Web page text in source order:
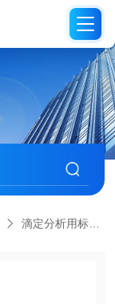
滴定分析用标准溶液